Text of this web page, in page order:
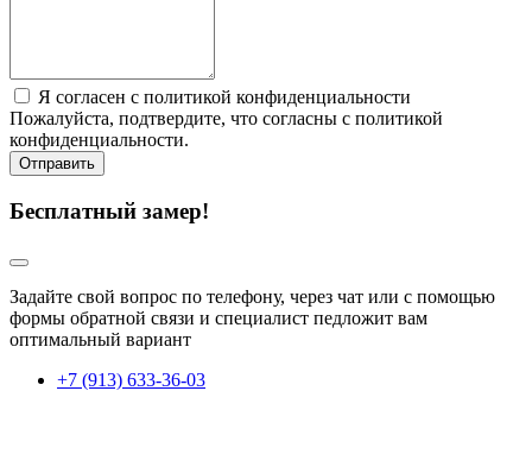
Я согласен с политикой конфиденциальности
Пожалуйста, подтвердите, что согласны с политикой
конфиденциальности.
Отправить
Бесплатный замер!
Задайте свой вопрос по телефону, через чат или с помощью
формы обратной связи и специалист педложит вам
оптимальный вариант
+7 (913) 633-36-03